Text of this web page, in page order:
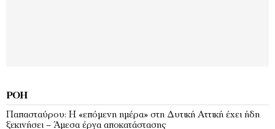
ΡΟΉ
Παπασταύρου: Η «επόμενη ημέρα» στη Δυτική Αττική έχει ήδη
ξεκινήσει – Άμεσα έργα αποκατάστασης